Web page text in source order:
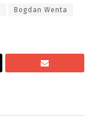
Bogdan Wenta